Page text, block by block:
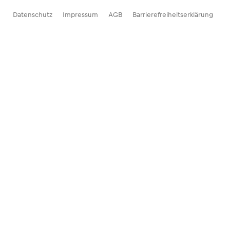
Datenschutz Impressum AGB Barrierefreiheitserklärung